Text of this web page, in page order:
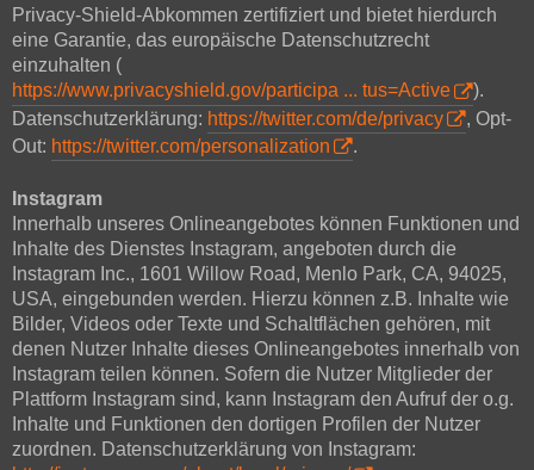
Privacy-Shield-Abkommen zertifiziert und bietet hierdurch
eine Garantie, das europäische Datenschutzrecht
einzuhalten (
https://www.privacyshield.gov/participa ... tus=Active
).
Datenschutzerklärung: https://twitter.com/de/privacy
, Opt-
Out: https://twitter.com/personalization .
Instagram
Innerhalb unseres Onlineangebotes können Funktionen und
Inhalte des Dienstes Instagram, angeboten durch die
Instagram Inc., 1601 Willow Road, Menlo Park, CA, 94025,
USA, eingebunden werden. Hierzu können z.B. Inhalte wie
Bilder, Videos oder Texte und Schaltflächen gehören, mit
denen Nutzer Inhalte dieses Onlineangebotes innerhalb von
Instagram teilen können. Sofern die Nutzer Mitglieder der
Plattform Instagram sind, kann Instagram den Aufruf der o.g.
Inhalte und Funktionen den dortigen Profilen der Nutzer
zuordnen. Datenschutzerklärung von Instagram: